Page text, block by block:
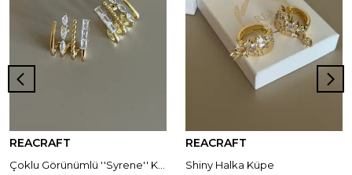
REACRAFT REACRAFT
Shiny Halka Küpe